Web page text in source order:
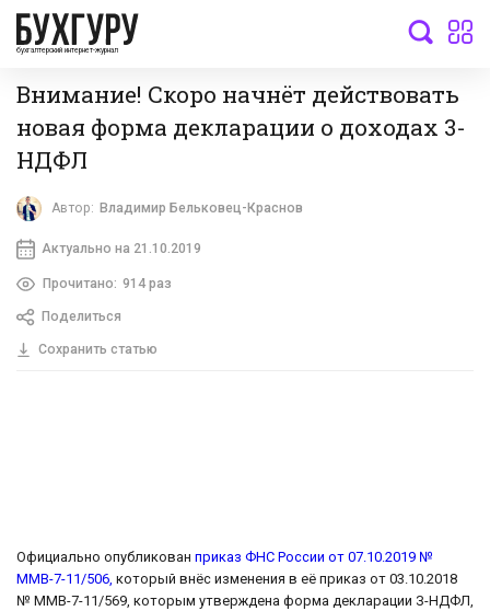
бухгалтерский интернет-журнал
Внимание! Скоро начнёт действовать
новая форма декларации о доходах 3-
НДФЛ
Автор: Владимир Бельковец-Краснов
Актуально на 21.10.2019
Прочитано: 914 раз
Поделиться
Сохранить статью
Официально опубликован приказ ФНС России от 07.10.2019 №
ММВ-7-11/506, который внёс изменения в её приказ от 03.10.2018
№ ММВ-7-11/569, которым утверждена форма декларации З-НДФЛ,